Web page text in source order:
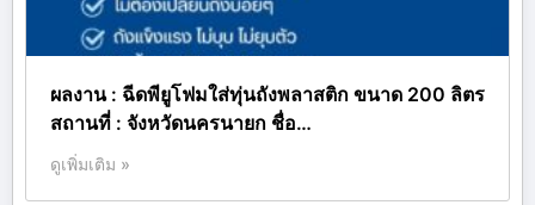
ผลงาน : ฉีดพียูโฟมใส่ทุ่นถังพลาสติก ขนาด 200 ลิตร
สถานที่ : จังหวัดนครนายก ชื่อ…
ดูเพิ่มเติม »